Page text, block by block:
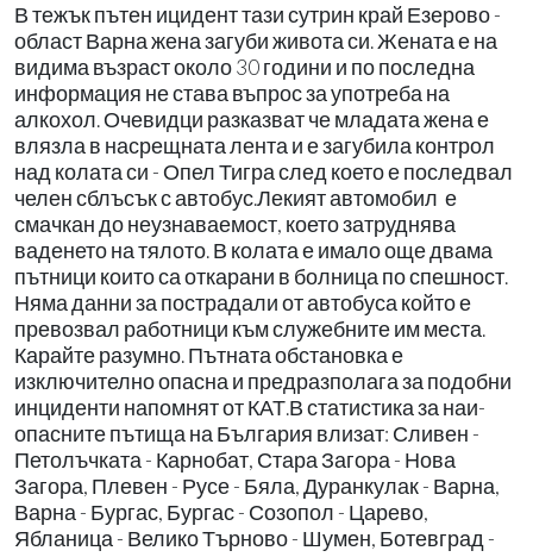
В тежък пътен ицидент тази сутрин край Езерово -
област Варна жена загуби живота си. Жената е на
видима възраст около 30 години и по последна
информация не става въпрос за употреба на
алкохол. Очевидци разказват че младата жена е
влязла в насрещната лента и е загубила контрол
над колата си - Опел Тигра след което е последвал
челен сблъсък с автобус.Лекият автомобил е
смачкан до неузнаваемост, което затруднява
ваденето на тялото. В колата е имало още двама
пътници които са откарани в болница по спешност.
Няма данни за пострадали от автобуса който е
превозвал работници към служебните им места.
Карайте разумно. Пътната обстановка е
изключително опасна и предразполага за подобни
инциденти напомнят от КАТ.В статистика за наи-
опасните пътища на България влизат: Сливен -
Петолъчката - Карнобат, Стара Загора - Нова
Загора, Плевен - Русе - Бяла, Дуранкулак - Варна,
Варна - Бургас, Бургас - Созопол - Царево,
Ябланица - Велико Търново - Шумен, Ботевград -